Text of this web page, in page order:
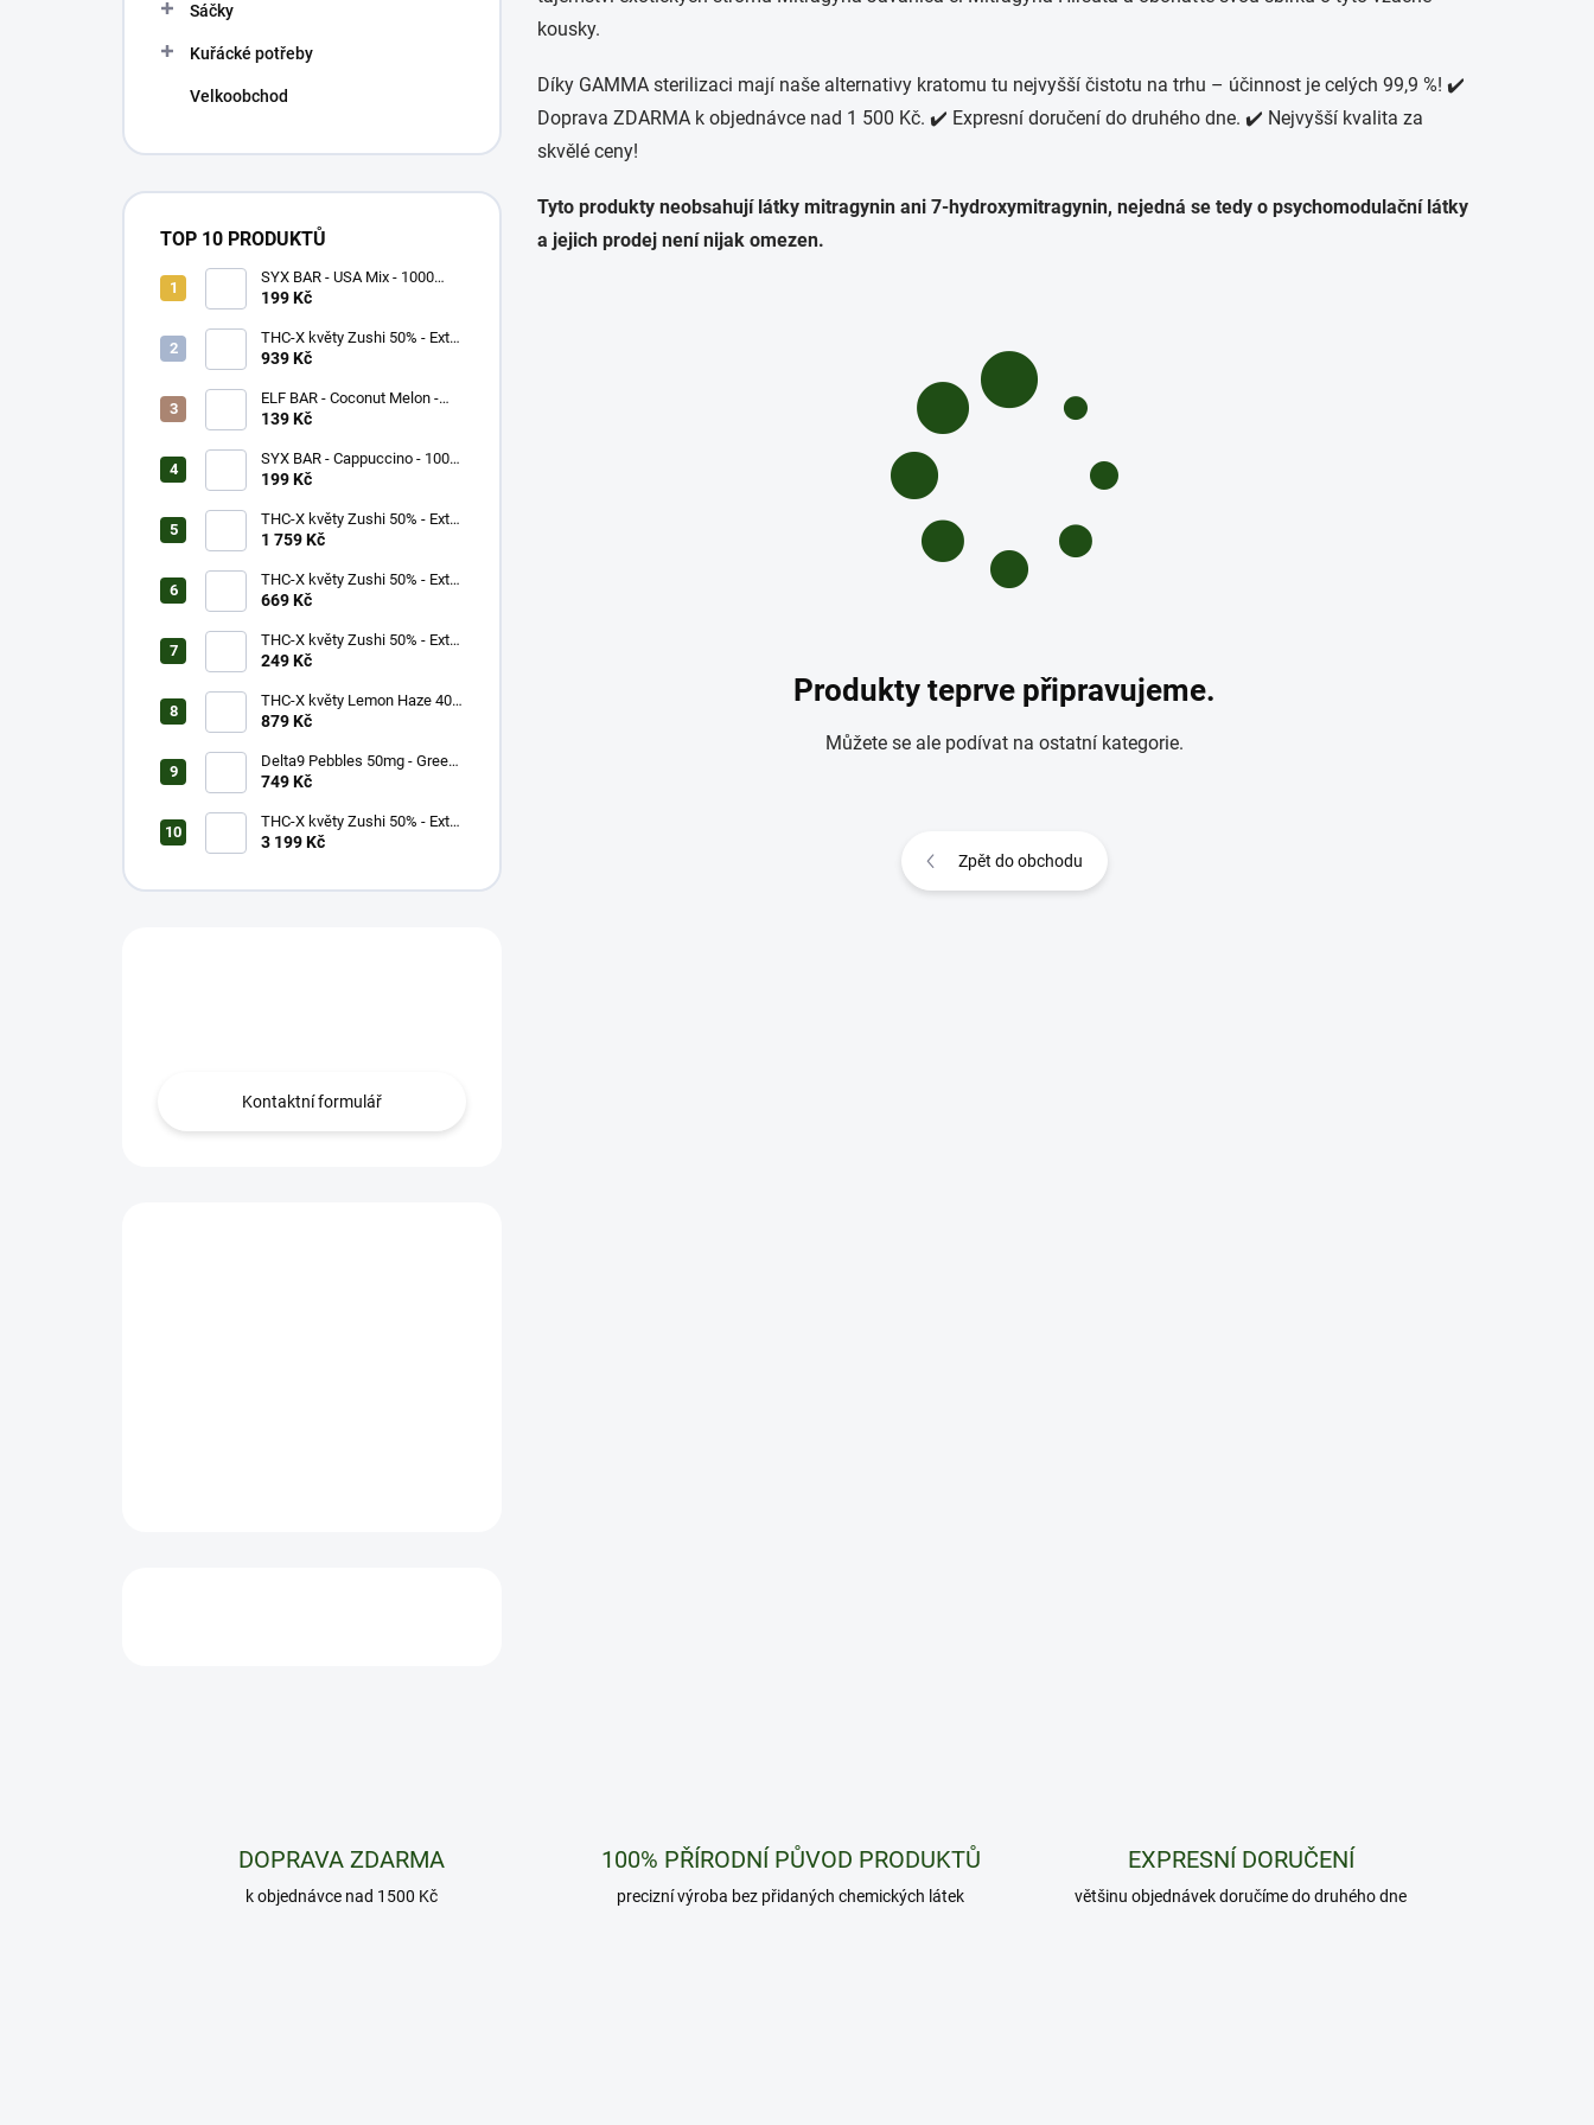
Sáčky
Kuřácké potřeby
Velkoobchod
TOP 10 PRODUKTŮ
SYX BAR - USA Mix - 1000
potáhnutí - 16,5mg
199 Kč
THC-X květy Zushi 50% - Extra
Strong (5g)
939 Kč
ELF BAR - Coconut Melon -
600 potáhnutí - 20mg
139 Kč
SYX BAR - Cappuccino - 1000
potáhnutí - 16,5mg
199 Kč
THC-X květy Zushi 50% - Extra
Strong (10g)
1 759 Kč
THC-X květy Zushi 50% - Extra
Strong (3g)
669 Kč
THC-X květy Zushi 50% - Extra
Strong (1g)
249 Kč
THC-X květy Lemon Haze 40%
(5g)
879 Kč
Delta9 Pebbles 50mg - Green
Apple (1 balení)
749 Kč
THC-X květy Zushi 50% - Extra
Strong (20g)
3 199 Kč
Kontaktní formulář
kousky.
Díky GAMMA sterilizaci mají naše alternativy kratomu tu nejvyšší čistotu na trhu – účinnost je celých 99,9 %! ✔️
Doprava ZDARMA k objednávce nad 1 500 Kč. ✔️ Expresní doručení do druhého dne. ✔️ Nejvyšší kvalita za
skvělé ceny!
Tyto produkty neobsahují látky mitragynin ani 7-hydroxymitragynin, nejedná se tedy o psychomodulační látky
a jejich prodej není nijak omezen.
Produkty teprve připravujeme.
Můžete se ale podívat na ostatní kategorie.
Zpět do obchodu
DOPRAVA ZDARMA
k objednávce nad 1500 Kč
100% PŘÍRODNÍ PŮVOD PRODUKTŮ
precizní výroba bez přidaných chemických látek
EXPRESNÍ DORUČENÍ
většinu objednávek doručíme do druhého dne